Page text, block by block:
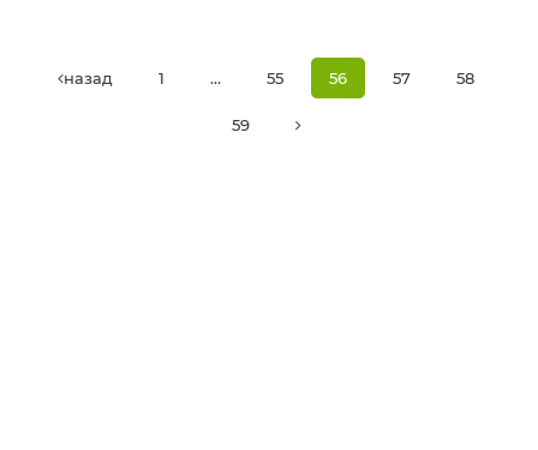
назад 1 ... 55 56 57 58
59